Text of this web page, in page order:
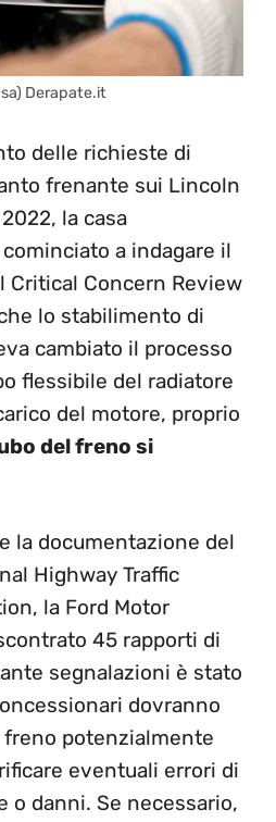
Derapate.it
delle richieste di
frenante sui Lincoln
la casa
a indagare il
Critical Concern Review
lo stabilimento di
cambiato il processo
flessibile del radiatore
del motore, proprio
del freno si
la documentazione del
Highway Traffic
la Ford Motor
45 rapporti di
segnalazioni è stato
dovranno
potenzialmente
eventuali errori di
o danni. Se necessario,